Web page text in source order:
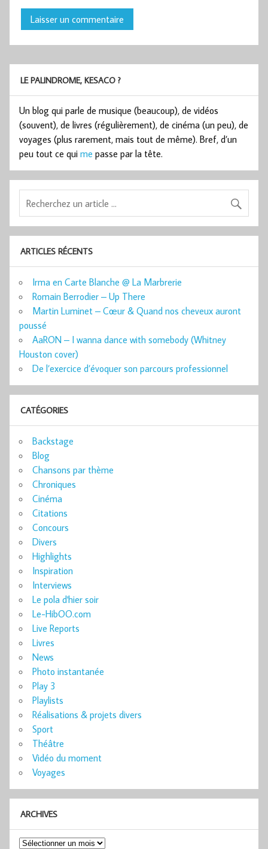
LE PALINDROME, KESACO ?
Un blog qui parle de musique (beaucoup), de vidéos
(souvent), de livres (régulièrement), de cinéma (un peu), de
voyages (plus rarement, mais tout de même). Bref, d’un
peu tout ce qui me passe par la tête.
ARTICLES RÉCENTS
Irma en Carte Blanche @ La Marbrerie
Romain Berrodier – Up There
Martin Luminet – Cœur & Quand nos cheveux auront
poussé
AaRON – I wanna dance with somebody (Whitney
Houston cover)
De l’exercice d’évoquer son parcours professionnel
CATÉGORIES
Backstage
Blog
Chansons par thème
Chroniques
Cinéma
Citations
Concours
Divers
Highlights
Inspiration
Interviews
Le pola d'hier soir
Le-HibOO.com
Live Reports
Livres
News
Photo instantanée
Play 3
Playlists
Réalisations & projets divers
Sport
Théâtre
Vidéo du moment
Voyages
ARCHIVES
Archives